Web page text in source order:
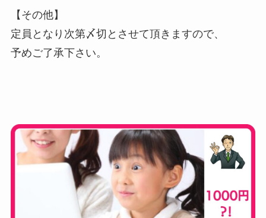
【その他】
定員となり次第〆切とさせて頂きますので、
予めご了承下さい。